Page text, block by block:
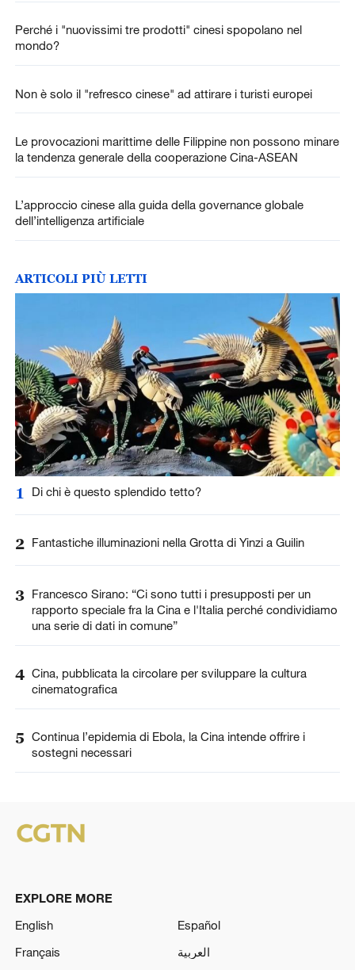
Perché i "nuovissimi tre prodotti" cinesi spopolano nel
mondo?
Non è solo il "refresco cinese" ad attirare i turisti europei
Le provocazioni marittime delle Filippine non possono minare
la tendenza generale della cooperazione Cina-ASEAN
L’approccio cinese alla guida della governance globale
dell’intelligenza artificiale
ARTICOLI PIÙ LETTI
1 Di chi è questo splendido tetto?
2 Fantastiche illuminazioni nella Grotta di Yinzi a Guilin
3 Francesco Sirano: “Ci sono tutti i presupposti per un
rapporto speciale fra la Cina e l'Italia perché condividiamo
una serie di dati in comune”
4 Cina, pubblicata la circolare per sviluppare la cultura
cinematografica
5 Continua l’epidemia di Ebola, la Cina intende offrire i
sostegni necessari
EXPLORE MORE
English
Español
Français
العربية